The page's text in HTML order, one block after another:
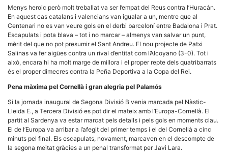
Menys heroic però molt treballat va ser l’empat del Reus contra l’Huracán.
En aquest cas catalans i valencians van igualar a un, mentre que al
Centenari no es van veure gols en el derbi barceloní entre Badalona i Prat.
Escapulats i pota blava – tot i no marcar – almenys van salvar un punt,
mèrit del que no pot presumir el Sant Andreu. El nou projecte de Patxi
Salinas va fer aigües contra un rival d’entitat com l’Alcoyano (3-0). Tot i
això, encara hi ha molt marge de millora i el proper repte dels quatribarrats
és el proper dimecres contra la Peña Deportiva a la Copa del Rei.
Pena màxima pel Cornellà i gran alegria pel Palamós
Si la jornada inaugural de Segona Divisió B venia marcada pel Nàstic-
Lleida E., a Tercera Divisió es pot dir el mateix amb l’Europa-Cornellà. El
partit al Sardenya va estar marcat pels detalls i pels gols en moments clau.
El de l’Europa va arribar a l’afegit del primer temps i el del Cornellà a cinc
minuts pel final. Els escapulats, novament, marcaven en el descompte de
la segona meitat gràcies a un penal transformat per Javi Lara.
Estadístiques
Recopilem
dades
estadístiques
de manera
anònima d'ús
per a millorar
la funcionalitat
estructura.
Experiència
d'usuari
Alguns
components
tècnics del